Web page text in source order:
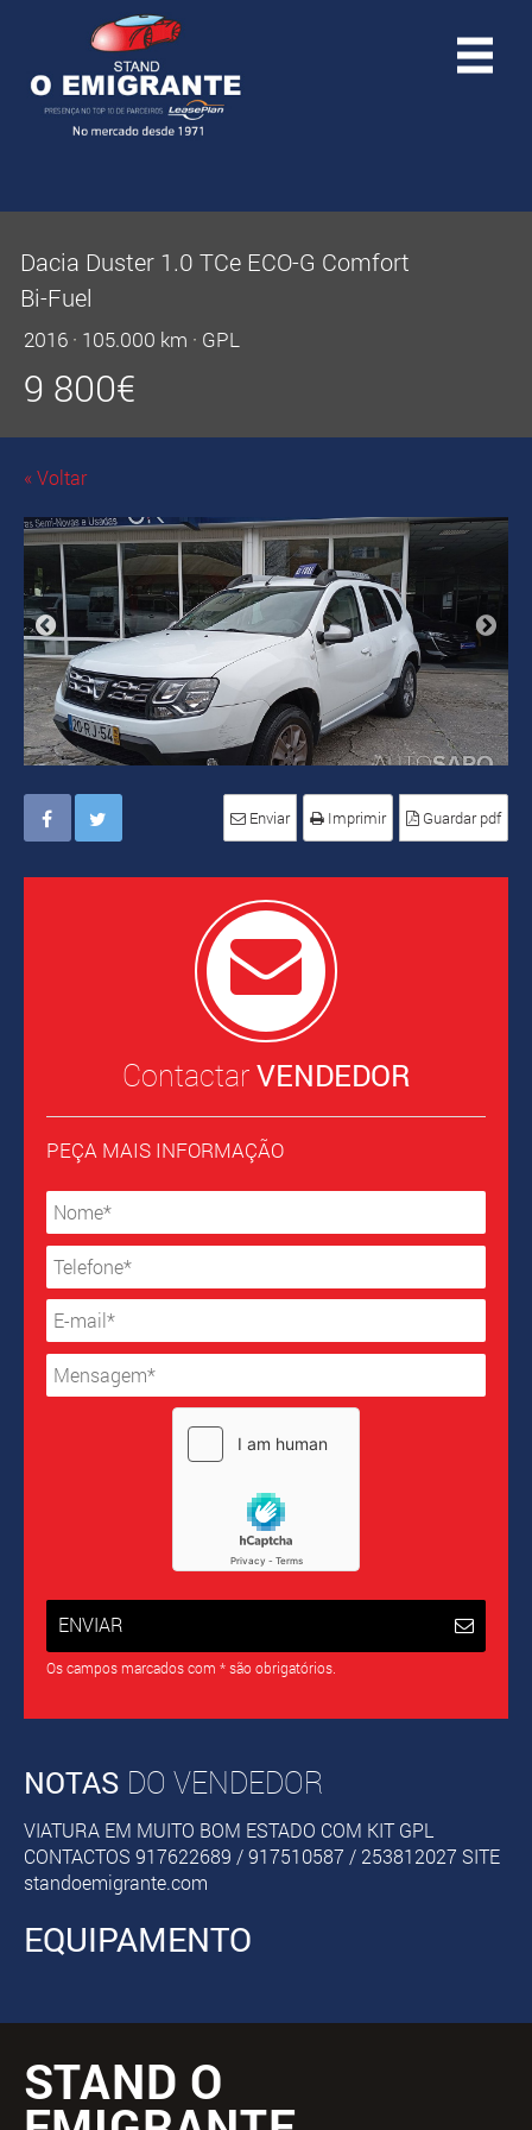
Dacia Duster 1.0 TCe ECO-G Comfort
Bi-Fuel
2016 · 105.000 km · GPL
9 800€
« Voltar
Enviar Imprimir Guardar pdf
ContactarVENDEDOR
PEÇA MAIS INFORMAÇÃO
ENVIAR
Os campos marcados com * são obrigatórios.
NOTAS DO VENDEDOR
VIATURA EM MUITO BOM ESTADO COM KIT GPL
CONTACTOS 917622689 / 917510587 / 253812027 SITE
standoemigrante.com
EQUIPAMENTO
STAND O